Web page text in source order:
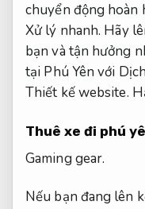
chuyển động hoàn
Xử lý nhanh. Hãy
bạn và tận hưởng
tại Phú Yên với
Thiết kế website.
Thuê xe đi phú
Gaming gear.
Nếu bạn đang lên